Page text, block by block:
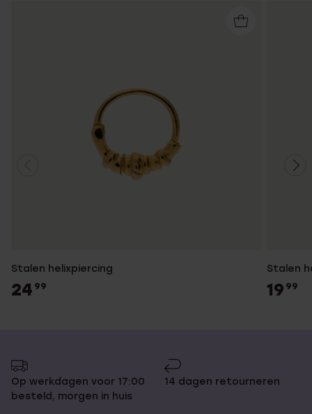
Stalen helixpiercing
24 99
Stalen
19 99
Op werkdagen voor 17:00
besteld, morgen in huis
14 dagen retourneren